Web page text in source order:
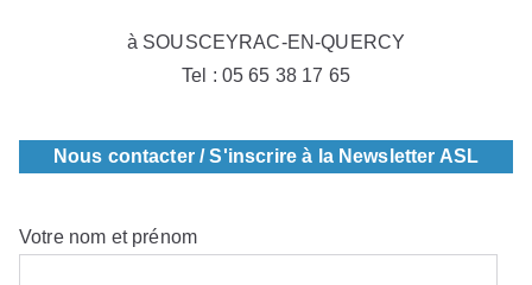
à SOUSCEYRAC-EN-QUERCY
Tel : 05 65 38 17 65
Nous contacter / S'inscrire à la Newsletter ASL
Votre nom et prénom